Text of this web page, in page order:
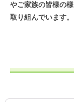
やご家族の皆様の
取り組んでいます。